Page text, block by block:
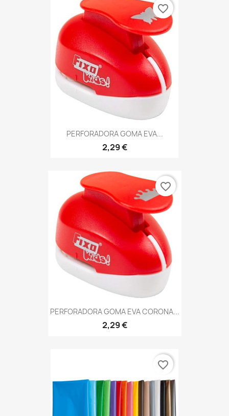
PERFORADORA GOMA EVA...
2,29 €
favorite_border
PERFORADORA GOMA EVA CORONA...
2,29 €
favorite_border
favorite_border